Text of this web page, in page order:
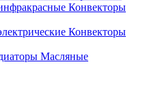
Конвекторы
Конвекторы
Масляные